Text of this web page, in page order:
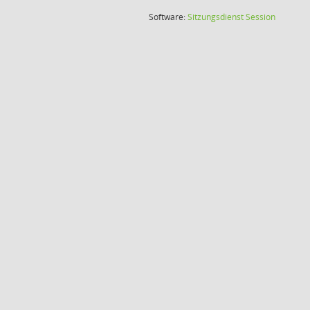
Software:SitzungsdienstSession(Wird in